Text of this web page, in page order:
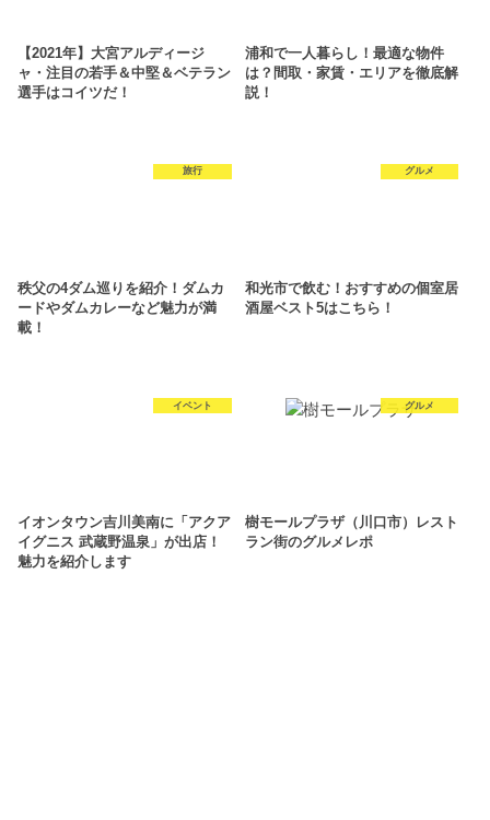
【2021年】大宮アルディージ
ャ・注目の若手＆中堅＆ベテラン
選手はコイツだ！
浦和で一人暮らし！最適な物件
は？間取・家賃・エリアを徹底解
説！
旅行
秩父の4ダム巡りを紹介！ダムカ
ードやダムカレーなど魅力が満
載！
グルメ
和光市で飲む！おすすめの個室居
酒屋ベスト5はこちら！
イベント
イオンタウン吉川美南に「アクア
イグニス 武蔵野温泉」が出店！
魅力を紹介します
グルメ
樹モールプラザ（川口市）レスト
ラン街のグルメレポ